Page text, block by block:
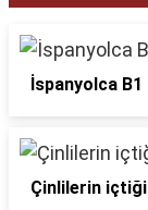
İspanyolca
Çinlilerin